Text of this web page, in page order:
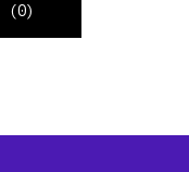
(0)